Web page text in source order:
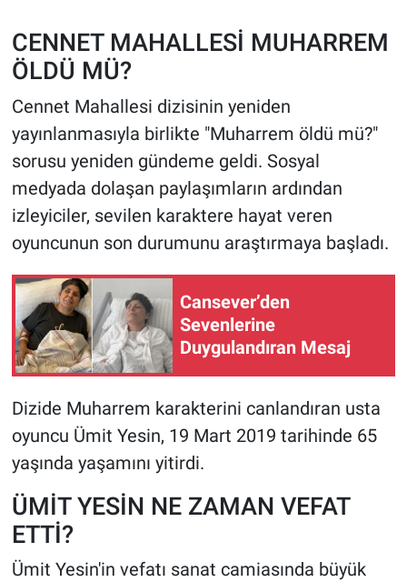
CENNET MAHALLESİ MUHARREM
ÖLDÜ MÜ?
Cennet Mahallesi dizisinin yeniden
yayınlanmasıyla birlikte "Muharrem öldü mü?"
sorusu yeniden gündeme geldi. Sosyal
medyada dolaşan paylaşımların ardından
izleyiciler, sevilen karaktere hayat veren
oyuncunun son durumunu araştırmaya başladı.
Cansever’den
Sevenlerine
Duygulandıran Mesaj
Dizide Muharrem karakterini canlandıran usta
oyuncu Ümit Yesin, 19 Mart 2019 tarihinde 65
yaşında yaşamını yitirdi.
ÜMİT YESİN NE ZAMAN VEFAT
ETTİ?
Ümit Yesin'in vefatı sanat camiasında büyük
HABERDE İNSAN
POLİTİKA
SPOR
MAGAZİN
Bilim, Teknoloji